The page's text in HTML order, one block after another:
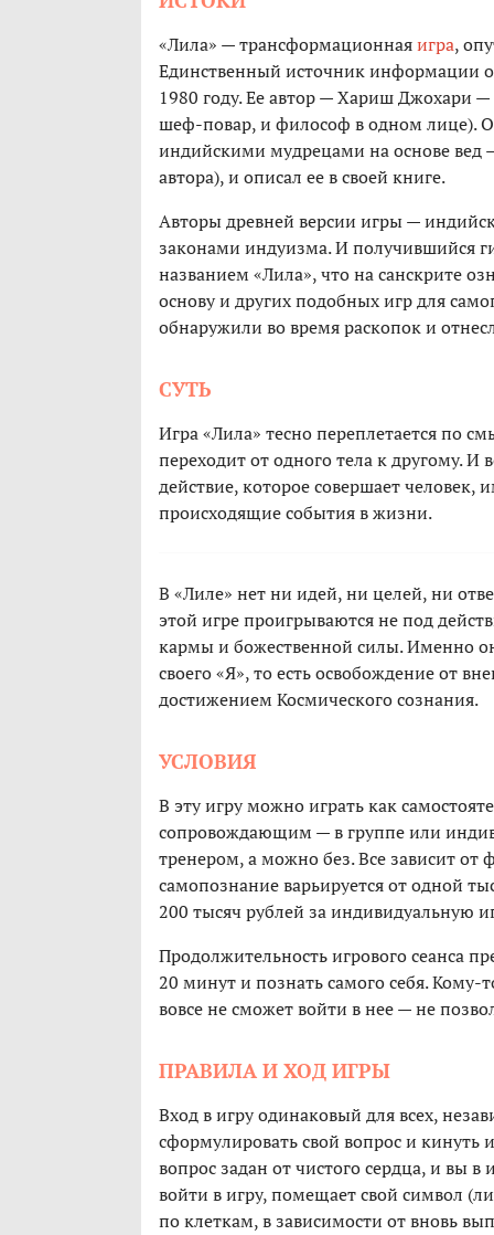
«Лила» — трансформационнаяигра,
Единственный источник информации
1980 году. Ее автор — Хариш Джохари
шеф-повар, и философ в одном лице).
индийскими мудрецами на основе вед
автора), и описал ее в своей книге.
Авторы древней версии игры —
законами индуизма. И получившийся
названием «Лила», что на санскрите
основу и других подобных игр для
обнаружили во время раскопок и
СУТЬ
Игра «Лила» тесно переплетается по
переходит от одного тела к другому.
действие, которое совершает
происходящие события в жизни.
В «Лиле» нет ни идей, ни целей, ни
этой игре проигрываются не под
кармы и божественной силы. Именно
своего «Я», то есть освобождение от
достижением Космического сознания.
УСЛОВИЯ
В эту игру можно играть как
сопровождающим — в группе или
тренером, а можно без. Все зависит
самопознание варьируется от одной
200 тысяч рублей за индивидуальную
Продолжительность игрового сеанса
20 минут и познать самого себя. Кому-
вовсе не сможет войти в нее — не
ПРАВИЛА И ХОД ИГРЫ
Вход в игру одинаковый для всех,
сформулировать свой вопрос и
вопрос задан от чистого сердца, и вы
войти в игру, помещает свой символ
по клеткам, в зависимости от вновь